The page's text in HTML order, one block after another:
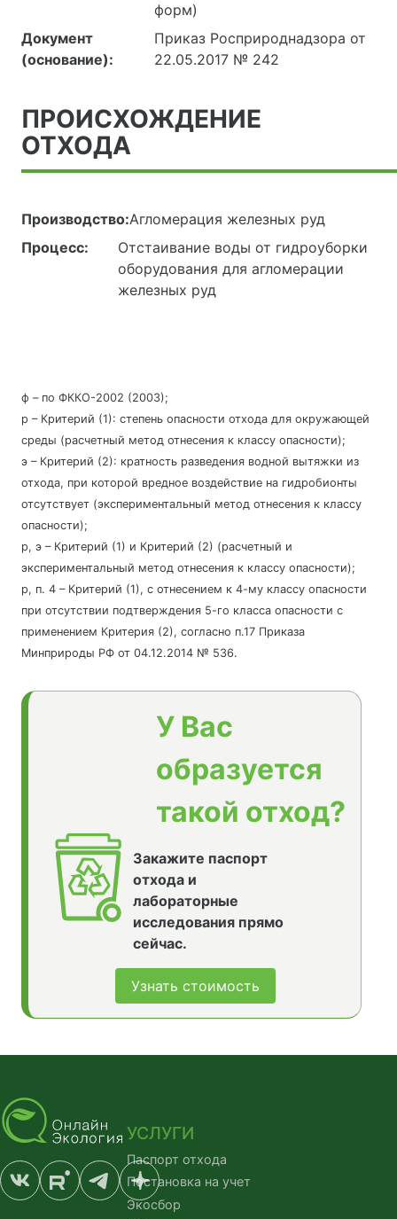
форм)
Документ
(основание):
Приказ Росприроднадзора от
22.05.2017 № 242
ПРОИСХОЖДЕНИЕ
ОТХОДА
Производство:Агломерация железных руд
Процесс:
Отстаивание воды от гидроуборки
оборудования для агломерации
железных руд
ф – по ФККО-2002 (2003);
р – Критерий (1): степень опасности отхода для окружающей
среды (расчетный метод отнесения к классу опасности);
э – Критерий (2): кратность разведения водной вытяжки из
отхода, при которой вредное воздействие на гидробионты
отсутствует (экспериментальный метод отнесения к классу
опасности);
р, э – Критерий (1) и Критерий (2) (расчетный и
экспериментальный метод отнесения к классу опасности);
р, п. 4 – Критерий (1), с отнесением к 4-му классу опасности
при отсутствии подтверждения 5-го класса опасности с
применением Критерия (2), согласно п.17 Приказа
Минприроды РФ от 04.12.2014 № 536.
У Вас
образуется
такой отход?
Закажите паспорт
отхода и
лабораторные
исследования прямо
сейчас.
Узнать стоимость
УСЛУГИ
Паспорт отхода
Постановка на учет
Экосбор